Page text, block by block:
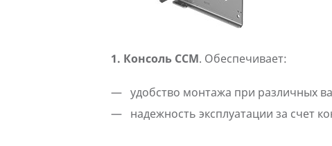
1. Консоль CCM. Обеспечивает:
удобство монтажа при различных
надежность эксплуатации за счет